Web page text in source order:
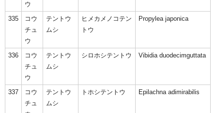
ウ
335
コウ
チュ
ウ
テントウ
ムシ
ヒメカメノコテン
トウ
Propylea japonica
336
コウ
チュ
ウ
テントウ
ムシ
シロホシテントウ Vibidia duodecimguttata
337
コウ
チュ
テントウ
ムシ
トホシテントウ Epilachna adimirabilis